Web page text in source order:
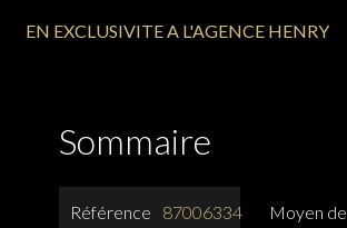
EN EXCLUSIVITE A L'AGENCE HENRY
Sommaire
Référence 87006334
Moyen de